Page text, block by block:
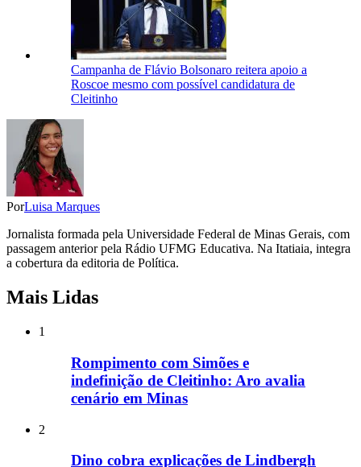
Campanha de Flávio Bolsonaro reitera apoio a
Roscoe mesmo com possível candidatura de
Cleitinho
PorLuisa Marques
Jornalista formada pela Universidade Federal de Minas Gerais, com
passagem anterior pela Rádio UFMG Educativa. Na Itatiaia, integra
a cobertura da editoria de Política.
Mais Lidas
1
Rompimento com Simões e
indefinição de Cleitinho: Aro avalia
cenário em Minas
2
Dino cobra explicações de Lindbergh